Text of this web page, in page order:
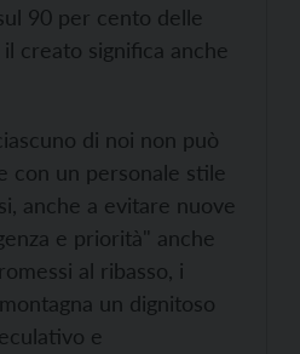
90 per cento delle
creato significa anche
di noi non può
con un personale stile
anche a evitare nuove
e priorità" anche
al ribasso, i
un dignitoso
e